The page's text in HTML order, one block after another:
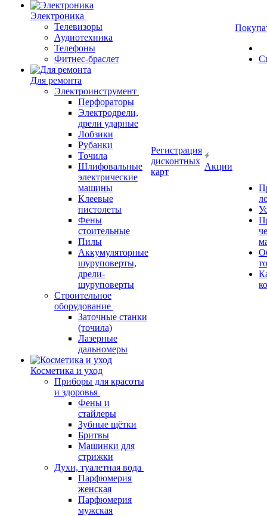
Электроника
Телевизоры
Аудиотехника
Телефоны
Фитнес-браслет
Для ремонта
Электроинструмент
Перфораторы
Электродрели,
дрели ударные
Лобзики
Рубанки
Точила
Шлифовальные
электрические
машины
Клеевые
пистолеты
Фены
стоительные
Пилы
Аккумуляторные
шуруповерты,
дрели-
шуруповерты
Строительное
оборудование
Заточные станки
(точила)
Лазерные
дальномеры
Косметика и уход
Приборы для красоты
и здоровья
Фены и
стайлеры
Зубные щётки
Бритвы
Машинки для
стрижки
Духи, туалетная вода
Парфюмерия
женская
Парфюмерия
мужская
Регистрация
дисконтных
карт
Акции